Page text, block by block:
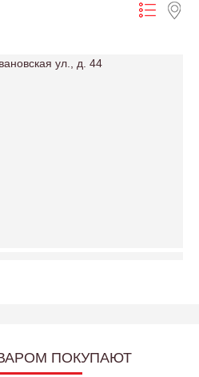
ул., д. 44
ПОКУПАЮТ